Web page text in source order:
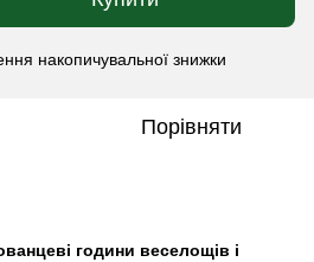
накопичувальної знижки
Порівняти
години веселощів і